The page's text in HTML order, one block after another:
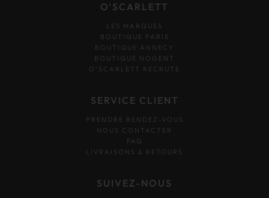
O'SCARLETT
LES MARQUES
BOUTIQUE PARIS
BOUTIQUE ANNECY
BOUTIQUE NOGENT
O’SCARLETT RECRUTE
SERVICE CLIENT
PRENDRE RENDEZ-VOUS
NOUS CONTACTER
FAQ
LIVRAISONS & RETOURS
SUIVEZ-NOUS